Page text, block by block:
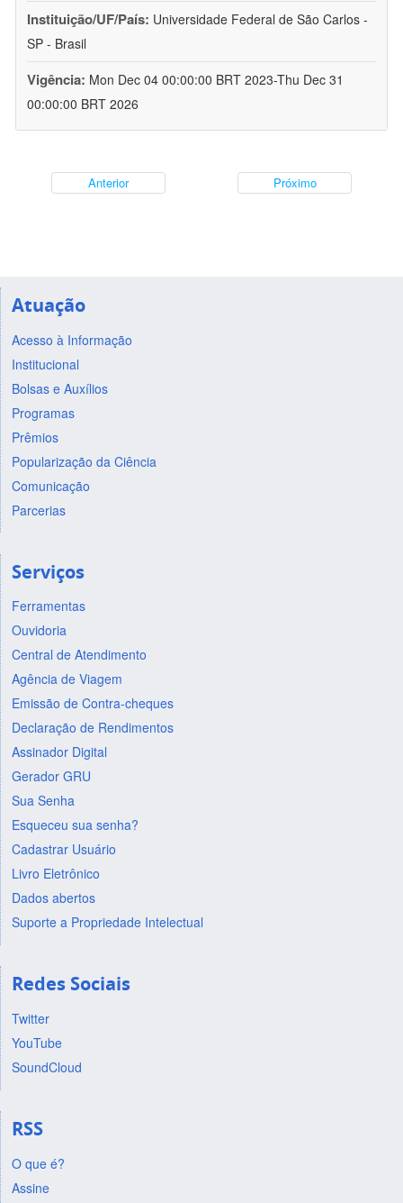
Instituição/UF/País: Universidade Federal de São Carlos -
SP - Brasil
Vigência: Mon Dec 04 00:00:00 BRT 2023-Thu Dec 31
00:00:00 BRT 2026
Anterior Próximo
Atuação
Acesso à Informação
Institucional
Bolsas e Auxílios
Programas
Prêmios
Popularização da Ciência
Comunicação
Parcerias
Serviços
Ferramentas
Ouvidoria
Central de Atendimento
Agência de Viagem
Emissão de Contra-cheques
Declaração de Rendimentos
Assinador Digital
Gerador GRU
Sua Senha
Esqueceu sua senha?
Cadastrar Usuário
Livro Eletrônico
Dados abertos
Suporte a Propriedade Intelectual
Redes Sociais
Twitter
YouTube
SoundCloud
RSS
O que é?
Assine